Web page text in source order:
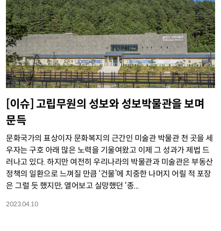
[이슈] 고립무원의 성보와 성보박물관을 보며
문득
문화국가의 표상이자 문화복지의 근간인 미술관 박물관 천 곳을 세
우자는 구호 아래 많은 노력을 기울여왔고 이제 그 성과가 제법 드
러나고 있다. 하지만 여전히 우리나라의 박물관과 미술관은 부동산
정책의 일환으로 느껴질 만큼 ‘건물’에 치중한 나머지 어릴 적 포장
은 그럴 듯 했지만, 열어보고 실망했던 ‘종...
2023.04.10